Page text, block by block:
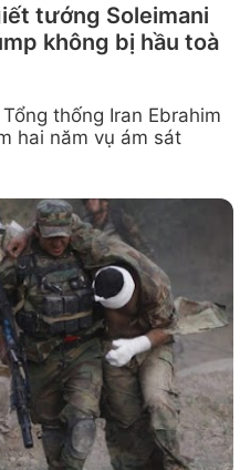
tướng Soleimani
không bị hầu toà
thống Iran Ebrahim
hai năm vụ ám sát